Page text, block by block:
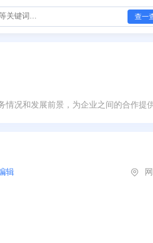
查一
况和发展前景，为企业之间的合作提
辑